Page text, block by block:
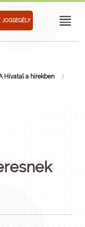
JOGSEGÉLY
Hivatal a hírekben